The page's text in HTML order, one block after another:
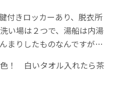
付きロッカーあり、脱衣所
い場は２つで、湯船は内湯
まりしたものなんですが…
！ 白いタオル入れたら茶